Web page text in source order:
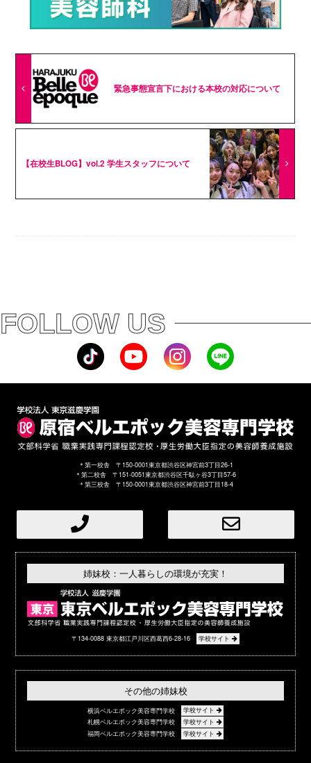
緊急事態宣言下における本校の対応について
【在校生BLOG】vol.2 学生スタッフについて
FOLLOW US
＊第一校舎 〒150-0001東京都渋谷区神宮前3丁目26-1
＊第二校舎 〒151-0051東京都渋谷区千駄ヶ谷3丁目57-6
＊第三校舎 〒150-0001東京都渋谷区神宮前3丁目18-4
姉妹校：一人暮らしの環境が充実！
〒134-0088 東京都江戸川区西葛西6-28-16 学校サイト
その他の姉妹校
横浜ベルエポック美容専門学校
学校サイト
札幌ベルエポック美容専門学校
学校サイト
福岡ベルエポック美容専門学校
学校サイト